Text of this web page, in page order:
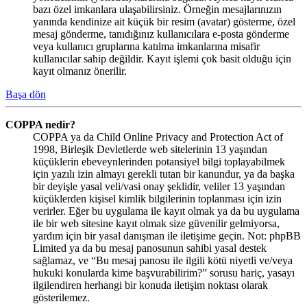
bazı özel imkanlara ulaşabilirsiniz. Örneğin mesajlarınızın
yanında kendinize ait küçük bir resim (avatar) gösterme, özel
mesaj gönderme, tanıdığınız kullanıcılara e-posta gönderme
veya kullanıcı gruplarına katılma imkanlarına misafir
kullanıcılar sahip değildir. Kayıt işlemi çok basit olduğu için
kayıt olmanız önerilir.
Başa dön
COPPA nedir?
COPPA ya da Child Online Privacy and Protection Act of
1998, Birleşik Devletlerde web sitelerinin 13 yaşından
küçüklerin ebeveynlerinden potansiyel bilgi toplayabilmek
için yazılı izin almayı gerekli tutan bir kanundur, ya da başka
bir deyişle yasal veli/vasi onay şeklidir, veliler 13 yaşından
küçüklerden kişisel kimlik bilgilerinin toplanması için izin
verirler. Eğer bu uygulama ile kayıt olmak ya da bu uygulama
ile bir web sitesine kayıt olmak size güvenilir gelmiyorsa,
yardım için bir yasal danışman ile iletişime geçin. Not: phpBB
Limited ya da bu mesaj panosunun sahibi yasal destek
sağlamaz, ve “Bu mesaj panosu ile ilgili kötü niyetli ve/veya
hukuki konularda kime başvurabilirim?” sorusu hariç, yasayı
ilgilendiren herhangi bir konuda iletişim noktası olarak
gösterilemez.